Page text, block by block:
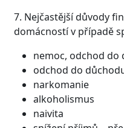
7. Nejčastější důvody
domácností v případě
nemoc, odchod do
odchod do
narkomanie
alkoholismus
naivita